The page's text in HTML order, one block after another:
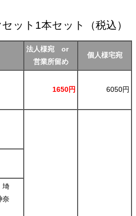
ット1本セット （税込）
法人様宛 or
営業所留め
個人様宅宛
1650円 6050円
埼
奈